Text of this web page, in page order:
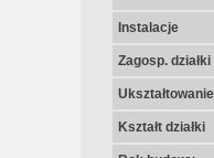
Instalacje
Zagosp. działki
Kształt działki